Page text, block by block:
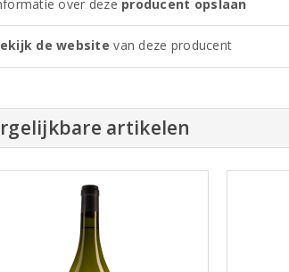
over deze producent opslaan
de website van deze producent
artikelen